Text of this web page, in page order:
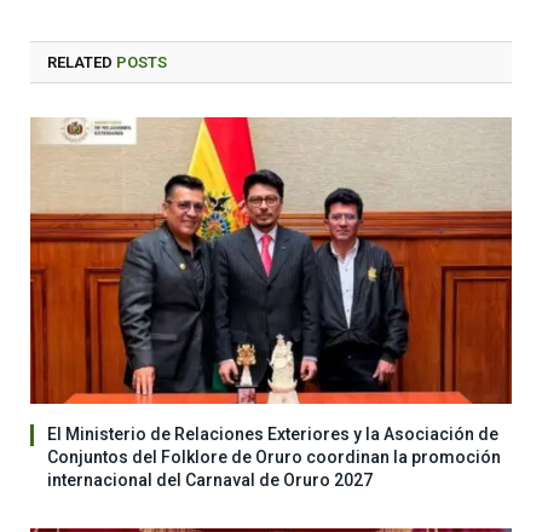
RELATED POSTS
El Ministerio de Relaciones Exteriores y la Asociación de
Conjuntos del Folklore de Oruro coordinan la promoción
internacional del Carnaval de Oruro 2027